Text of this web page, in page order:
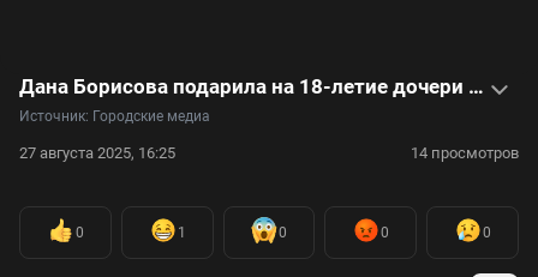
Дана Борисова подарила на 18-летие дочери пластическую операцию: как перекроила себя Полина — видео
Источник: Городские медиа
27 августа 2025, 16:25 14 просмотров
0 1 0 0 0